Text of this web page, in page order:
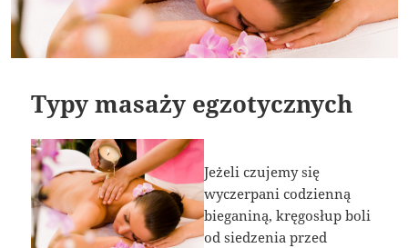
Typy masaży egzotycznych
Jeżeli czujemy się
wyczerpani codzienną
bieganiną, kręgosłup boli
od siedzenia przed